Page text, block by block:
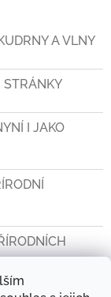
A VLNY
STRÁNKY
I JAKO